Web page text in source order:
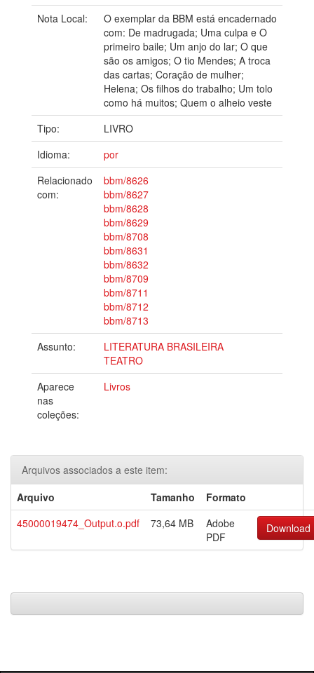
Nota Local:
O exemplar da BBM está encadernado
com: De madrugada; Uma culpa e O
primeiro baile; Um anjo do lar; O que
são os amigos; O tio Mendes; A troca
das cartas; Coração de mulher;
Helena; Os filhos do trabalho; Um tolo
como há muitos; Quem o alheio veste
Tipo:
LIVRO
Idioma:
por
Relacionado
com:
bbm/8626
bbm/8627
bbm/8628
bbm/8629
bbm/8708
bbm/8631
bbm/8632
bbm/8709
bbm/8711
bbm/8712
bbm/8713
Assunto:
LITERATURA BRASILEIRA
TEATRO
Aparece
nas
coleções:
Livros
Arquivos associados a este item:
Arquivo
Tamanho
Formato
45000019474_Output.o.pdf
73,64 MB
Adobe
PDF
Download